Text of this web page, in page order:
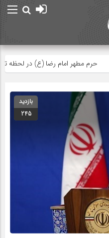
مطهر امام رضا (ع) در لحظه تحویل
بازدید
245